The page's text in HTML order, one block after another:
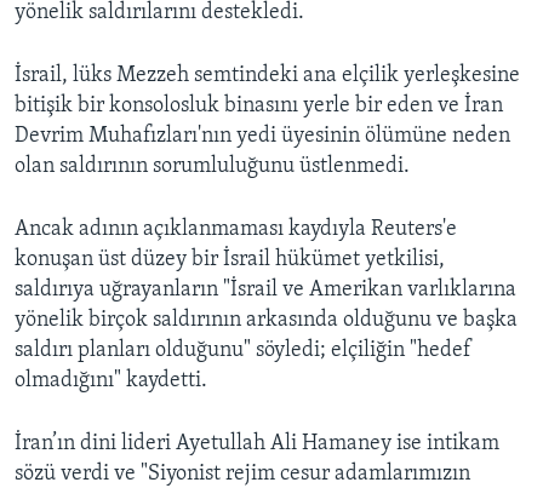
yönelik saldırılarını destekledi.
İsrail, lüks Mezzeh semtindeki ana elçilik yerleşkesine
bitişik bir konsolosluk binasını yerle bir eden ve İran
Devrim Muhafızları'nın yedi üyesinin ölümüne neden
olan saldırının sorumluluğunu üstlenmedi.
Ancak adının açıklanmaması kaydıyla Reuters'e
konuşan üst düzey bir İsrail hükümet yetkilisi,
saldırıya uğrayanların "İsrail ve Amerikan varlıklarına
yönelik birçok saldırının arkasında olduğunu ve başka
saldırı planları olduğunu" söyledi; elçiliğin "hedef
olmadığını" kaydetti.
İran’ın dini lideri Ayetullah Ali Hamaney ise intikam
sözü verdi ve "Siyonist rejim cesur adamlarımızın